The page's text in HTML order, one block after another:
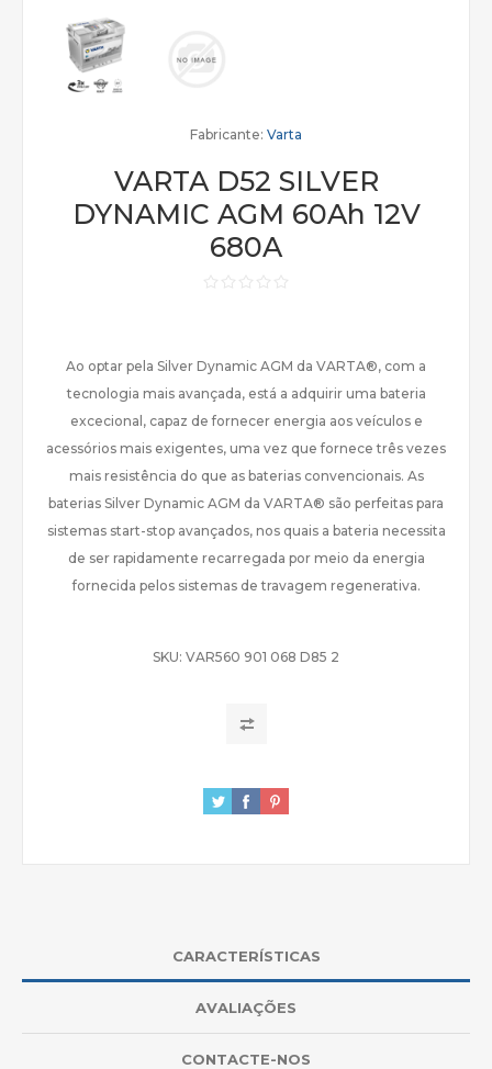
Fabricante: Varta
VARTA D52 SILVER
DYNAMIC AGM 60Ah 12V
680A
Ao optar pela Silver Dynamic AGM da VARTA®, com a
tecnologia mais avançada, está a adquirir uma bateria
excecional, capaz de fornecer energia aos veículos e
acessórios mais exigentes, uma vez que fornece três vezes
mais resistência do que as baterias convencionais. As
baterias Silver Dynamic AGM da VARTA® são perfeitas para
sistemas start-stop avançados, nos quais a bateria necessita
de ser rapidamente recarregada por meio da energia
fornecida pelos sistemas de travagem regenerativa.
SKU: VAR560 901 068 D85 2
CARACTERÍSTICAS
AVALIAÇÕES
CONTACTE-NOS